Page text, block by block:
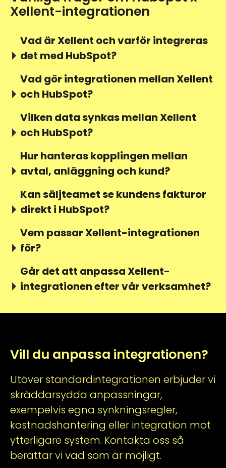
Xellent-integrationen
Vad är Xellent och varför integreras
det med HubSpot?
Vad gör integrationen mellan Xellent
och HubSpot?
Vilken data synkas mellan Xellent
och HubSpot?
Hur hanteras kopplingen mellan
avtal, anläggning och kund?
Kan säljteamet se kundens fakturor
direkt i HubSpot?
Vem passar Xellent-integrationen
för?
Går det att anpassa Xellent-
integrationen efter vår verksamhet?
Vill du anpassa integrationen?
Utöver standardintegrationen erbjuder vi
skräddarsydda anpassningar,
exempelvis egna synkningsregler,
kostnadshantering eller integration mot
ytterligare system. Kontakta oss så
berättar vi vad som är möjligt.